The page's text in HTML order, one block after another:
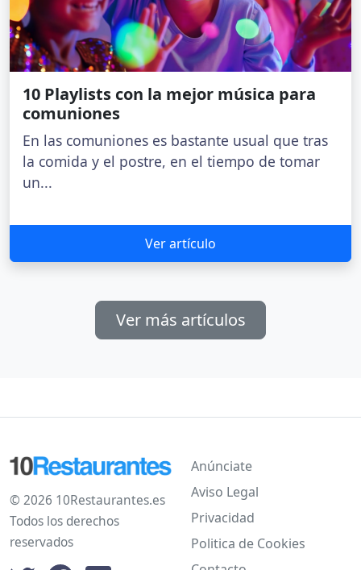
10 Playlists con la mejor música para
comuniones
En las comuniones es bastante usual que tras
la comida y el postre, en el tiempo de tomar
un...
Ver artículo
Ver más artículos
© 2026 10Restaurantes.es
Todos los derechos
reservados
Anúnciate
Aviso Legal
Privacidad
Politica de Cookies